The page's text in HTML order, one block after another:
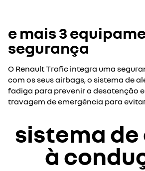
e mais 3
segurança
O Renault Trafic integra uma
com os seus airbags, o sistema de
fadiga para prevenir a desatenção
travagem de emergência para
sistema de
à